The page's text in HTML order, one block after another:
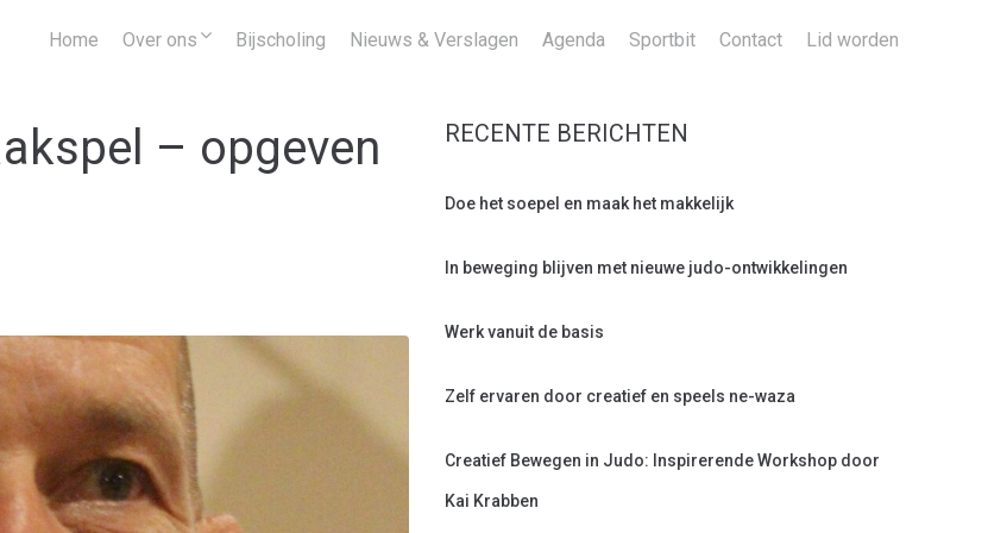
Home Over ons Bijscholing Nieuws & Verslagen Agenda Sportbit Contact Lid worden
– opgeven
RECENTE BERICHTEN
Doe het soepel en maak het makkelijk
In beweging blijven met nieuwe judo-ontwikkelingen
Werk vanuit de basis
Zelf ervaren door creatief en speels ne-waza
Creatief Bewegen in Judo: Inspirerende Workshop door
Kai Krabben